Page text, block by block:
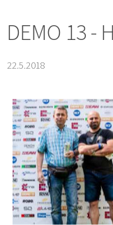
DEMO 13 -
22.5.2018